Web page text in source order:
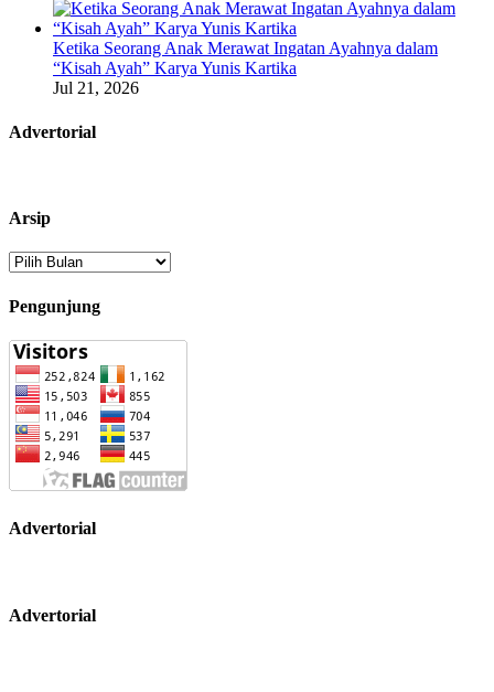
Ketika Seorang Anak Merawat Ingatan Ayahnya dalam
“Kisah Ayah” Karya Yunis Kartika
Jul 21, 2026
Advertorial
Arsip
Arsip
Pengunjung
Advertorial
Advertorial